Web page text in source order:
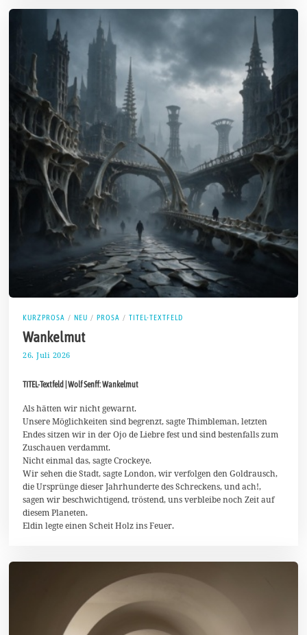
KURZPROSA / NEU / PROSA / TITEL-TEXTFELD
Wankelmut
26. Juli 2026
u
u
s
t
2
0
2
6
TITEL-Textfeld | Wolf Senff: Wankelmut
Als hätten wir nicht gewarnt.
Unsere Möglichkeiten sind begrenzt, sagte Thimbleman, letzten
Endes sitzen wir in der Ojo de Liebre fest und sind bestenfalls zum
Zuschauen verdammt.
Nicht einmal das, sagte Crockeye.
Wir sehen die Stadt, sagte London, wir verfolgen den Goldrausch,
die Ursprünge dieser Jahrhunderte des Schreckens, und ach!,
sagen wir beschwichtigend, tröstend, uns verbleibe noch Zeit auf
diesem Planeten.
Eldin legte einen Scheit Holz ins Feuer.